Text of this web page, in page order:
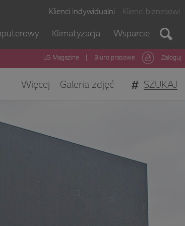
Klienci indywidualni Klienci biznesowi
Klimatyzacja Wsparcie
LG Magazine Biuro prasowe Zaloguj
Więcej Galeria zdjęć # SZUKAJ